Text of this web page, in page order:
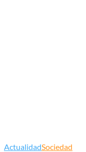
ActualidadSociedad